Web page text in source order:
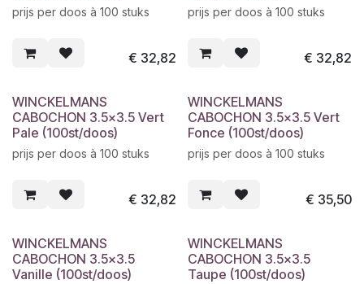
prijs per doos à 100 stuks
€ 32,82
prijs per doos à 100 stuks
€ 32,82
WINCKELMANS
CABOCHON 3.5x3.5 Vert
Pale (100st/doos)
prijs per doos à 100 stuks
€ 32,82
WINCKELMANS
CABOCHON 3.5x3.5 Vert
Fonce (100st/doos)
prijs per doos à 100 stuks
€ 35,50
WINCKELMANS
CABOCHON 3.5x3.5
Vanille (100st/doos)
WINCKELMANS
CABOCHON 3.5x3.5
Taupe (100st/doos)